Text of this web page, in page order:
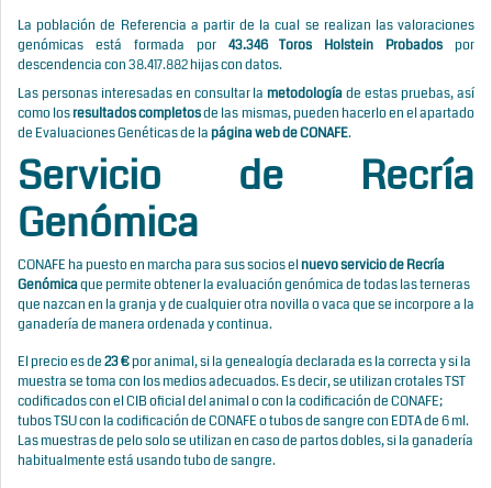
La población de Referencia a partir de la cual se realizan las valoraciones
genómicas está formada por 43.346 Toros Holstein Probados por
descendencia con 38.417.882 hijas con datos.
Las personas interesadas en consultar lametodologíade estas pruebas, así
como losresultados completosde las mismas, pueden hacerlo en el apartado
de Evaluaciones Genéticas de lapágina web de CONAFE.
Servicio de Recría
Genómica
CONAFE ha puesto en marcha para sus socios elnuevo servicio de Recría
Genómicaque permite obtener la evaluación genómica de todas las terneras
que nazcan en la granja y de cualquier otra novilla o vaca que se incorpore a la
ganadería de manera ordenada y continua.
El precio es de23 €por animal, si la genealogía declarada es la correcta y si la
muestra se toma con los medios adecuados. Es decir, se utilizan crotales TST
codificados con el CIB oficial del animal o con la codificación de CONAFE;
tubos TSU con la codificación de CONAFE o tubos de sangre con EDTA de 6 ml.
Las muestras de pelo solo se utilizan en caso de partos dobles, si la ganadería
habitualmente está usando tubo de sangre.